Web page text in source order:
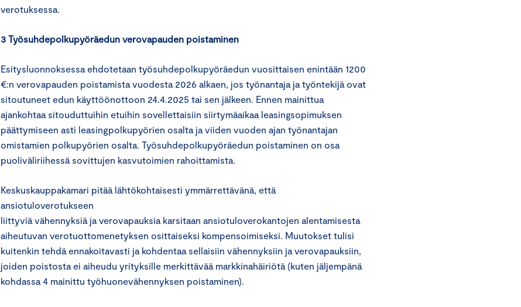
verotuksessa.
3 Työsuhdepolkupyöräedun verovapauden poistaminen
Esitysluonnoksessa ehdotetaan työsuhdepolkupyöräedun vuosittaisen enintään 1200
€:n verovapauden poistamista vuodesta 2026 alkaen, jos työnantaja ja työntekijä ovat
sitoutuneet edun käyttöönottoon 24.4.2025 tai sen jälkeen. Ennen mainittua
ajankohtaa sitouduttuihin etuihin sovellettaisiin siirtymäaikaa leasingsopimuksen
päättymiseen asti leasingpolkupyörien osalta ja viiden vuoden ajan työnantajan
omistamien polkupyörien osalta. Työsuhdepolkupyöräedun poistaminen on osa
puoliväliriihessä sovittujen kasvutoimien rahoittamista.
Keskuskauppakamari pitää lähtökohtaisesti ymmärrettävänä, että
ansiotuloverotukseen
liittyviä vähennyksiä ja verovapauksia karsitaan ansiotuloverokantojen alentamisesta
aiheutuvan verotuottomenetyksen osittaiseksi kompensoimiseksi. Muutokset tulisi
kuitenkin tehdä ennakoitavasti ja kohdentaa sellaisiin vähennyksiin ja verovapauksiin,
joiden poistosta ei aiheudu yrityksille merkittävää markkinahäiriötä (kuten jäljempänä
kohdassa 4 mainittu työhuonevähennyksen poistaminen).